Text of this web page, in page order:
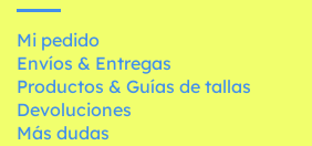
Mi pedido
Envíos & Entregas
Productos & Guías de tallas
Devoluciones
Más dudas